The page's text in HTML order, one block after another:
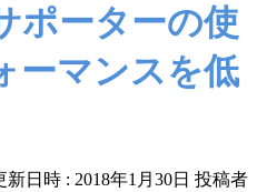
ポーターの使
ーマンスを低
新日時 : 2018年1月30日 投稿者